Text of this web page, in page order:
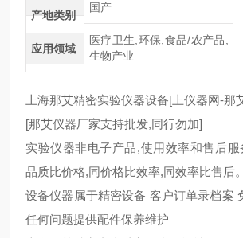
产地类别
国产
应用领域
医疗卫生,环保,食品/农产品,
生物产业
上海那艾精密实验仪器设备[上仪器网-那
[那艾仪器厂家支持批发,同行勿加]
实验仪器非电子产品,使用效率和售后
品质比价格,同价格比效率,同效率比售后。
设备仪器属于精密设备 客户订单录档案
任何问题提供配件保养维护